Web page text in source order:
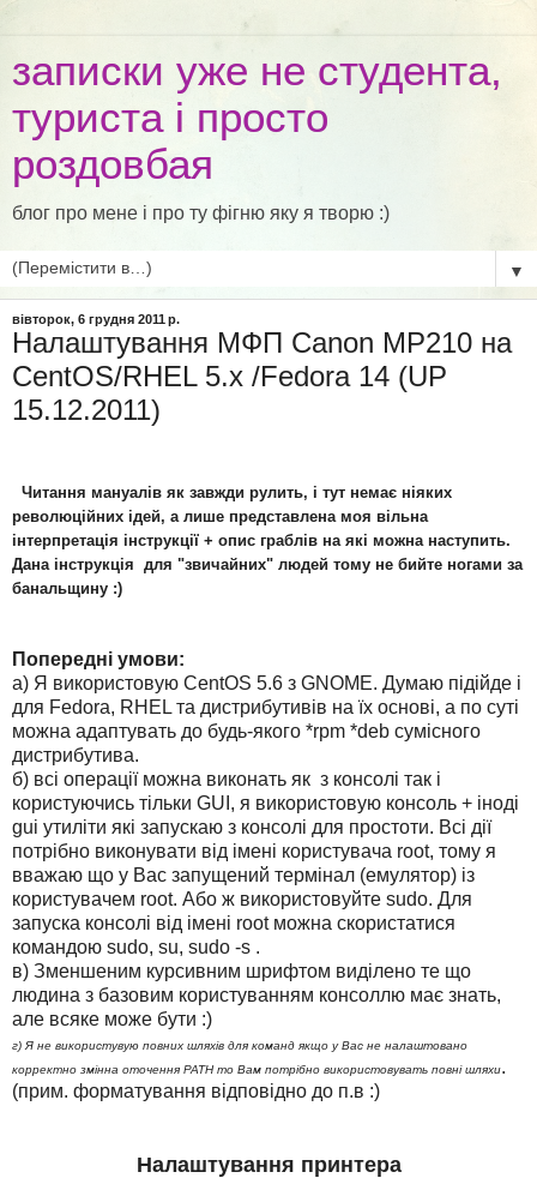
записки уже не студента,
туриста і просто
роздовбая
блог про мене і про ту фігню яку я творю :)
▼
вівторок, 6 грудня 2011 р.
Налаштування МФП Canon MP210 на
CentOS/RHEL 5.x /Fedora 14 (UP
15.12.2011)
Читання мануалів як завжди рулить, і тут немає ніяких
революційних ідей, а лише представлена моя вільна
інтерпретація інструкції + опис граблів на які можна наступить.
Дана інструкція для "звичайних" людей тому не бийте ногами за
банальщину :)
Попередні умови:
а) Я використовую CentOS 5.6 з GNOME. Думаю підійде і
для Fedora, RHEL та дистрибутивів на їх основі, а по суті
можна адаптувать до будь-якого *rpm *deb сумісного
дистрибутива.
б) всі операції можна виконать як з консолі так і
користуючись тільки GUI, я використовую консоль + іноді
gui утиліти які запускаю з консолі для простоти. Всі дії
потрібно виконувати від імені користувача root, тому я
вважаю що у Вас запущений термінал (емулятор) із
користувачем root. Або ж використовуйте sudo. Для
запуска консолі від імені root можна скористатися
командою sudo, su, sudo -s .
в) Зменшеним курсивним шрифтом виділено те що
людина з базовим користуванням консоллю має знать,
але всяке може бути :)
г) Я не використувую повних шляхів для команд якщо у Вас не налаштовано
корректно змінна оточення PATH то Вам потрібно використовувать повні шляхи.
(прим. форматування відповідно до п.в :)
Налаштування принтера